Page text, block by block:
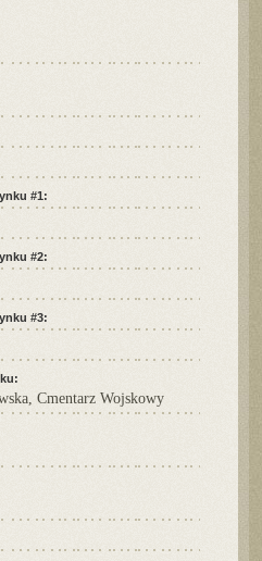
#1:
#2:
#3:
Cmentarz Wojskowy